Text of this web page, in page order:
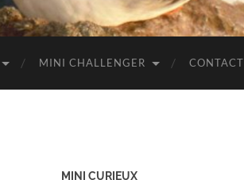
MINI CHALLENGER CONTACT
MINI CURIEUX